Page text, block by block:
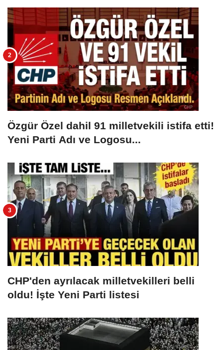
Özgür Özel dahil 91 milletvekili istifa etti!
Yeni Parti Adı ve Logosu...
CHP'den ayrılacak milletvekilleri belli
oldu! İşte Yeni Parti listesi